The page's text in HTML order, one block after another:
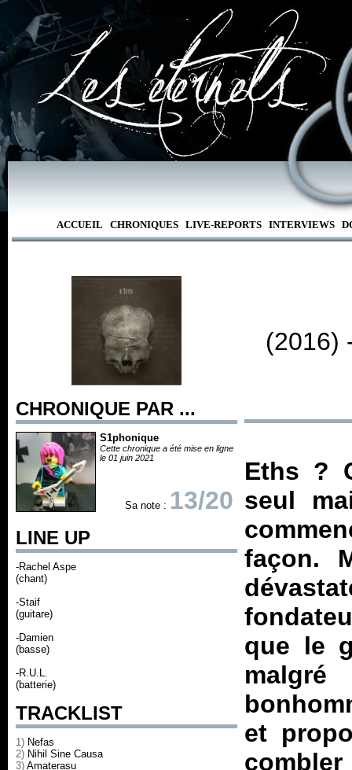
ACCUEIL CHRONIQUES LIVE-REPORTS INTERVIEWS
CHRONIQUE PAR ...
S1phonique
Cette chronique a été mise en ligne
le 01 juin 2021
Sa note : 13/20
LINE UP
-Rachel Aspe
(chant)
-Staif
(guitare)
-Damien
(basse)
-R.U.L.
(batterie)
TRACKLIST
1) Nefas
2) Nihil Sine Causa
3) Amaterasu
(2016)
Eths ?
seul
façon.
que le
et